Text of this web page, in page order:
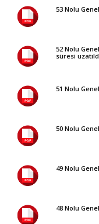
53 Nolu
52 Nolu
süresi
51 Nolu
50 Nolu
49 Nolu
48 Nolu